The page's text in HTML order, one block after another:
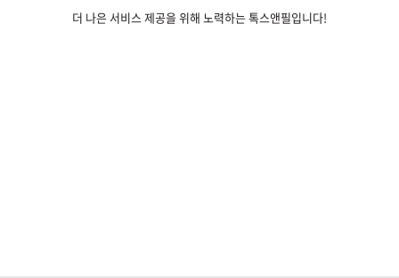
더 나은 서비스 제공을 위해 노력하는 톡스앤필입니다!